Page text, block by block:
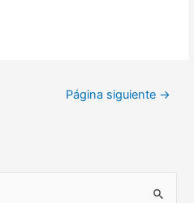
Página siguiente →